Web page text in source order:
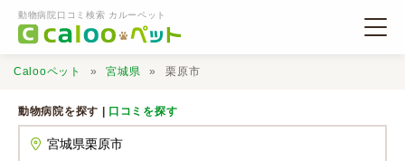
動物病院口コミ検索 カルーペット
Calooペット 宮城県 栗原市
動物病院を探す | 口コミを探す